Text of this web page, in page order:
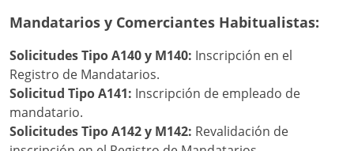
Mandatarios y Comerciantes Habitualistas:
Solicitudes Tipo A140 y M140: Inscripción en el
Registro de Mandatarios.
Solicitud Tipo A141: Inscripción de empleado de
mandatario.
Solicitudes Tipo A142 y M142: Revalidación de